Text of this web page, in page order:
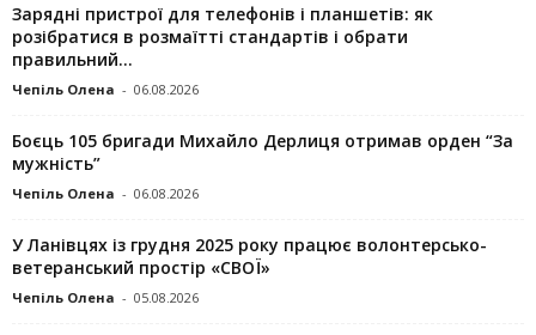
Зарядні пристрої для телефонів і планшетів: як
розібратися в розмаїтті стандартів і обрати
правильний...
Чепіль Олена - 06.08.2026
Боєць 105 бригади Михайло Дерлиця отримав орден “За
мужність”
Чепіль Олена - 06.08.2026
У Ланівцях із грудня 2025 року працює волонтерсько-
ветеранський простір «СВОЇ»
Чепіль Олена - 05.08.2026